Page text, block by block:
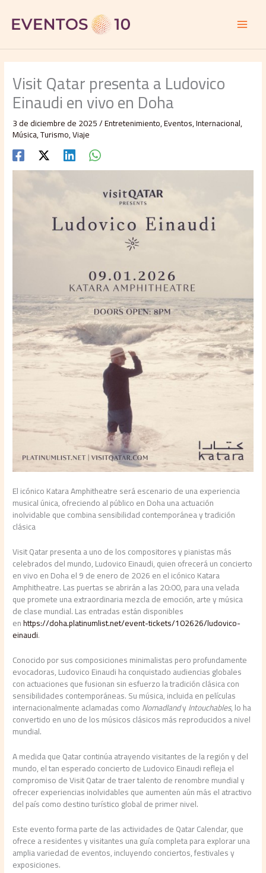
contenido
Visit Qatar presenta a Ludovico
Einaudi en vivo en Doha
3 de diciembre de 2025/Entretenimiento,Eventos,Internacional,
Música,Turismo,Viaje
El icónico Katara Amphitheatre será escenario de una experiencia
musical única, ofreciendo al público en Doha una actuación
inolvidable que combina sensibilidad contemporánea y tradición
clásica
Visit Qatar presenta a uno de los compositores y pianistas más
celebrados del mundo, Ludovico Einaudi, quien ofrecerá un concierto
en vivo en Doha el 9 de enero de 2026 en el icónico Katara
Amphitheatre. Las puertas se abrirán a las 20:00, para una velada
que promete una extraordinaria mezcla de emoción, arte y música
de clase mundial. Las entradas están disponibles
enhttps://doha.platinumlist.net/event-tickets/102626/ludovico-
einaudi.
Conocido por sus composiciones minimalistas pero profundamente
evocadoras, Ludovico Einaudi ha conquistado audiencias globales
con actuaciones que fusionan sin esfuerzo la tradición clásica con
sensibilidades contemporáneas. Su música, incluida en películas
internacionalmente aclamadas comoNomadlandyIntouchables, lo ha
convertido en uno de los músicos clásicos más reproducidos a nivel
mundial.
A medida que Qatar continúa atrayendo visitantes de la región y del
mundo, el tan esperado concierto de Ludovico Einaudi refleja el
compromiso de Visit Qatar de traer talento de renombre mundial y
ofrecer experiencias inolvidables que aumenten aún más el atractivo
del país como destino turístico global de primer nivel.
Este evento forma parte de las actividades de Qatar Calendar, que
ofrece a residentes y visitantes una guía completa para explorar una
amplia variedad de eventos, incluyendo conciertos, festivales y
exposiciones.